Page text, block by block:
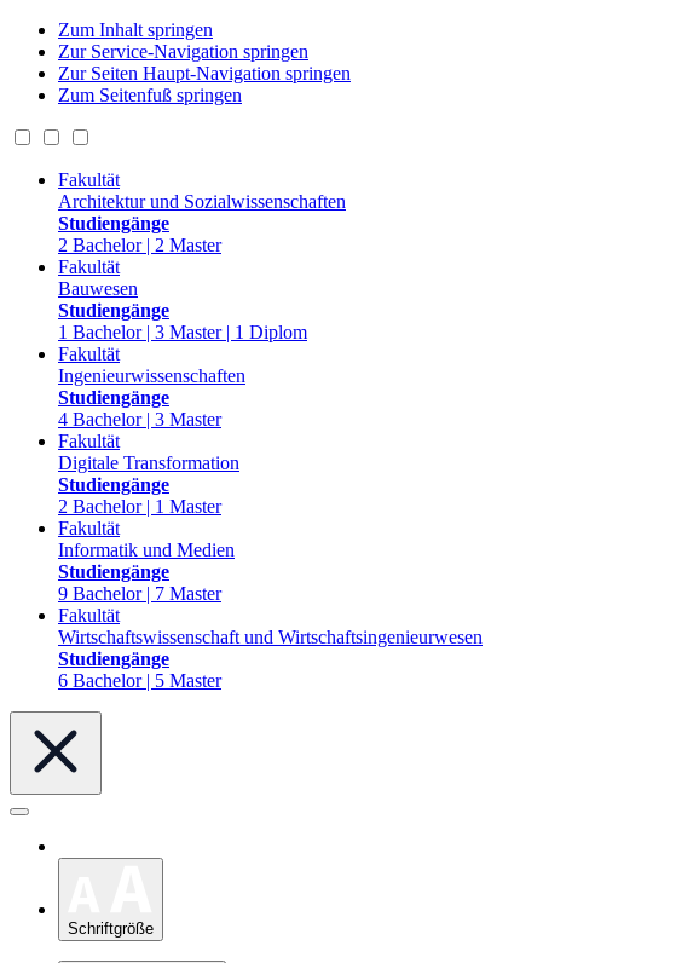
Zum Inhalt springen
Zur Service-Navigation springen
Zur Seiten Haupt-Navigation springen
Zum Seitenfuß springen
Fakultät
Architektur und Sozialwissenschaften
Studiengänge
2 Bachelor | 2 Master
Fakultät
Bauwesen
Studiengänge
1 Bachelor | 3 Master | 1 Diplom
Fakultät
Ingenieurwissenschaften
Studiengänge
4 Bachelor | 3 Master
Fakultät
Digitale Transformation
Studiengänge
2 Bachelor | 1 Master
Fakultät
Informatik und Medien
Studiengänge
9 Bachelor | 7 Master
Fakultät
Wirtschaftswissenschaft und Wirtschaftsingenieurwesen
Studiengänge
6 Bachelor | 5 Master
Schriftgröße